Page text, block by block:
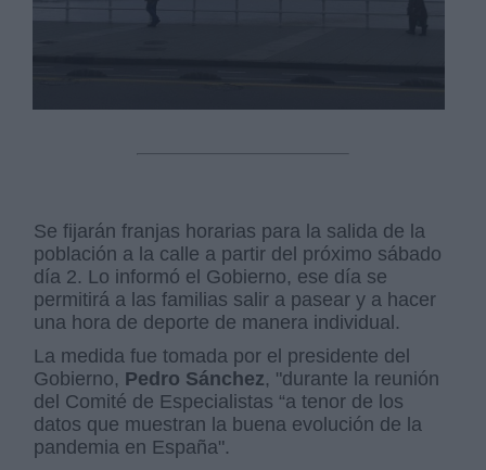
Se fijarán franjas horarias para la salida de la
población a la calle a partir del próximo sábado
día 2. Lo informó el Gobierno, ese día se
permitirá a las familias salir a pasear y a hacer
una hora de deporte de manera individual.
La medida fue tomada por el presidente del
Gobierno, Pedro Sánchez, "durante la reunión
del Comité de Especialistas “a tenor de los
datos que muestran la buena evolución de la
pandemia en España".